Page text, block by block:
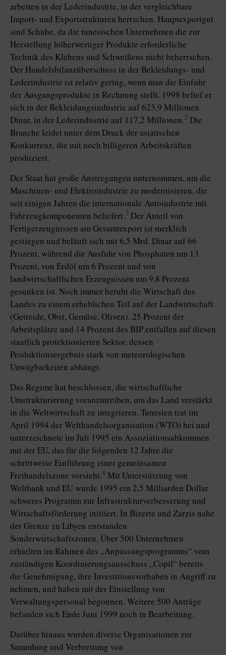
arbeiten in der Lederindustrie, in der vergleichbare
Import- und Exportstrukturen herrschen. Hauptexportgut
sind Schuhe, da die tunesischen Unternehmen die zur
Herstellung höherwertiger Produkte erforderliche
Technik des Klebens und Schweißens nicht beherrschen.
Der Handelsbilanzüberschuss in der Bekleidungs- und
Lederindustrie ist relativ gering, wenn man die Einfuhr
der Ausgangsprodukte in Rechnung stellt. 1998 belief er
sich in der Bekleidungsindustrie auf 623,9 Millionen
Dinar, in der Lederindustrie auf 117,2 Millionen.2 Die
Branche leidet unter dem Druck der asiatischen
Konkurrenz, die mit noch billigeren Arbeitskräften
produziert.
Der Staat hat große Anstregungen unternommen, um die
Maschinen- und Elektroindustrie zu modernisieren, die
seit einigen Jahren die internationale Autoindustrie mit
Fahrzeugkomponenten beliefert.3 Der Anteil von
Fertigerzeugnissen am Gesamtexport ist merklich
gestiegen und beläuft sich mit 6,5 Mrd. Dinar auf 66
Prozent, während die Ausfuhr von Phosphaten um 13
Prozent, von Erdöl um 6 Prozent und von
landwirtschaftlichen Erzeugnissen um 9,8 Prozent
gesunken ist. Noch immer beruht die Wirtschaft des
Landes zu einem erheblichen Teil auf der Landwirtschaft
(Getreide, Obst, Gemüse, Oliven). 25 Prozent der
Arbeitsplätze und 14 Prozent des BIP entfallen auf diesen
staatlich protektionierten Sektor, dessen
Produktionsergebnis stark von meteorologischen
Unwägbarkeiten abhängt.
Das Regime hat beschlossen, die wirtschaftliche
Umstrukturierung voranzutreiben, um das Land verstärkt
in die Weltwirtschaft zu integrieren. Tunesien trat im
April 1994 der Welthandelsorganisation (WTO) bei und
unterzeichnete im Juli 1995 ein Assoziationsabkommen
mit der EU, das für die folgenden 12 Jahre die
schrittweise Einführung einer gemeinsamen
Freihandelszone vorsieht.4 Mit Unterstützung von
Weltbank und EU wurde 1995 ein 2,5 Milliarden Dollar
schweres Programm zur Infrastrukturverbesserung und
Wirtschaftsförderung initiiert. In Bizerte und Zarzis nahe
der Grenze zu Libyen entstanden
Sonderwirtschaftszonen. Über 500 Unternehmen
erhielten im Rahmen des „Anpassungsprogramms“ vom
zuständigen Koordinierungsausschuss „Copil“ bereits
die Genehmigung, ihre Investitionsvorhaben in Angriff zu
nehmen, und haben mit der Einstellung von
Verwaltungspersonal begonnen. Weitere 500 Anträge
befanden sich Ende Juni 1999 noch in Bearbeitung.
Darüber hinaus wurden diverse Organisationen zur
Sammlung und Verbreitung von